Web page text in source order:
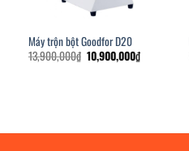
Máy trộn bột Goodfor D20
13,900,000₫ Giá
gốc
10,900,000₫Giá
hiện